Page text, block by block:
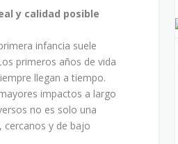
y calidad posible
infancia suele
primeros años de vida
llegan a tiempo.
impactos a largo
no es solo una
cercanos y de bajo